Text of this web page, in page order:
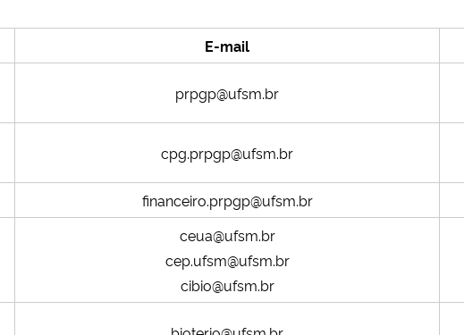
E-mail
prpgp@ufsm.br
cpg.prpgp@ufsm.br
financeiro.prpgp@ufsm.br
ceua@ufsm.br
cep.ufsm@ufsm.br
cibio@ufsm.br